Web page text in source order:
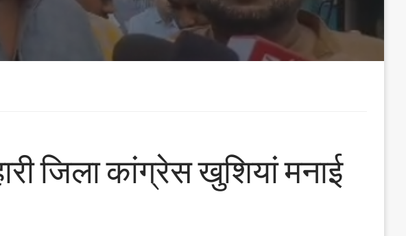
जिला कांग्रेस खुशियां मनाई